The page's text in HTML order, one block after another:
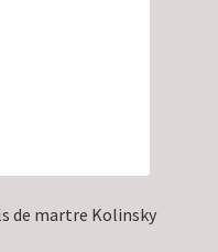
de martre Kolinsky